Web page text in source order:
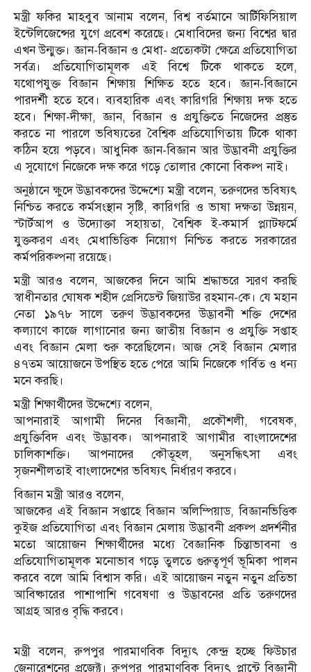
মন্ত্রী ফকির মাহবুব আনাম বলেন, বিশ্ব বর্তমানে আর্টিফিসিয়াল
ইন্টেলিজেন্সের যুগে প্রবেশ করেছে। মেধাবিদের জন্য বিশ্বের দ্বার
এখন উন্মুক্ত। জ্ঞান-বিজ্ঞান ও মেধা- প্রত্যেকটা ক্ষেত্রে প্রতিযোগিতা
সর্বত্র। প্রতিযোগিতামূলক এই বিশ্বে টিকে থাকতে হলে,
যথোপযুক্ত বিজ্ঞান শিক্ষায় শিক্ষিত হতে হবে। জ্ঞান-বিজ্ঞানে
পারদর্শী হতে হবে। ব্যবহারিক এবং কারিগরি শিক্ষায় দক্ষ হতে
হবে। শিক্ষা-দীক্ষা, জ্ঞান, বিজ্ঞান ও প্রযুক্তিতে নিজেদের প্রস্তুত
করতে না পারলে ভবিষ্যতের বৈশ্বিক প্রতিযোগিতায় টিকে থাকা
কঠিন হয়ে পড়বে। আধুনিক জ্ঞান-বিজ্ঞান আর উদ্ভাবনী প্রযুক্তির
এ সুযোগে নিজেকে দক্ষ করে গড়ে তোলার কোনো বিকল্প নাই।
​অনুষ্ঠানে ক্ষুদে উদ্ভাবকদের উদ্দেশ্যে মন্ত্রী বলেন, তরুণদের ভবিষ্যৎ
নিশ্চিত করতে কর্মসংস্থান সৃষ্টি, কারিগরি ও ভাষা দক্ষতা উন্নয়ন,
স্টার্টআপ ও উদ্যোক্তা সহায়তা, বৈশ্বিক ই-কমার্স প্ল্যাটফর্মে
যুক্তকরণ এবং মেধাভিত্তিক নিয়োগ নিশ্চিত করতে সরকারের
কর্মপরিকল্পনা রয়েছে।
মন্ত্রী আরও বলেন, আজকের দিনে আমি শ্রদ্ধাভরে স্মরণ করছি
স্বাধীনতার ঘোষক শহীদ প্রেসিডেন্ট জিয়াউর রহমান-কে। যে মহান
নেতা ১৯৭৮ সালে তরুণ উদ্ভাবকদের উদ্ভাবনী শক্তি দেশের
কল্যাণে কাজে লাগানোর জন্য জাতীয় বিজ্ঞান ও প্রযুক্তি সপ্তাহ
এবং বিজ্ঞান মেলা শুরু করেছিলেন। আজ সেই বিজ্ঞান মেলার
৪৭তম আয়োজনে উপস্থিত হতে পেরে আমি নিজেকে গর্বিত ও ধন্য
মনে করছি।
​মন্ত্রী শিক্ষার্থীদের উদ্দেশ্যে বলেন,
​আপনারাই আগামী দিনের বিজ্ঞানী, প্রকৌশলী, গবেষক,
প্রযুক্তিবিদ এবং উদ্ভাবক। আপনারাই আগামীর বাংলাদেশের
চালিকাশক্তি। আপনাদের কৌতূহল, অনুসন্ধিৎসা এবং
সৃজনশীলতাই বাংলাদেশের ভবিষ্যৎ নির্ধারণ করবে।
বিজ্ঞান মন্ত্রী আরও বলেন,
​আজকের এই বিজ্ঞান সপ্তাহে বিজ্ঞান অলিম্পিয়াড, বিজ্ঞানভিত্তিক
কুইজ প্রতিযোগিতা এবং বিজ্ঞান মেলায় উদ্ভাবনী প্রকল্প প্রদর্শনীর
মতো আয়োজন শিক্ষার্থীদের মধ্যে বৈজ্ঞানিক চিন্তাভাবনা ও
প্রতিযোগিতামূলক মনোভাব গড়ে তুলতে গুরুত্বপূর্ণ ভূমিকা পালন
করবে বলে আমি বিশ্বাস করি। এই আয়োজন নতুন নতুন প্রতিভা
আবিষ্কারের পাশাপাশি গবেষণা ও উদ্ভাবনের প্রতি তরুণদের
আগ্রহ আরও বৃদ্ধি করবে।
মন্ত্রী বলেন, রুপপুর পারমাণবিক বিদ্যুৎ কেন্দ্র হচ্ছে ফিউচার
জেনারেশনের প্রজেক্ট। রুপপুর পারমাণবিক বিদ্যুৎ প্লান্টে বিজ্ঞানী